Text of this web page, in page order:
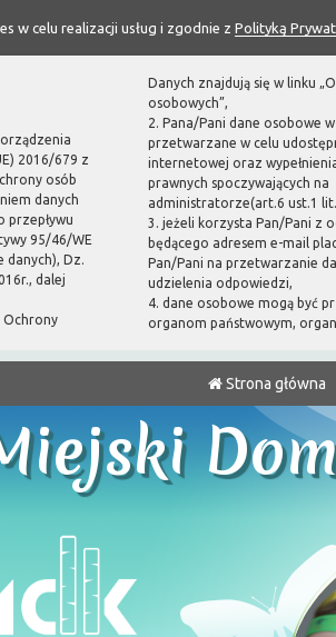
w celu realizacji usług i zgodnie z Polityką
2016/679 z
osób
danych
przepływu
95/46/WE
Dz.
dalej
Ochrony
Danych znajdują się w linku
osobowych”,
2. Pana/Pani dane osobowe
przetwarzane w celu
internetowej oraz
prawnych spoczywających na
administratorze(art.6 ust.1
3. jeżeli korzysta Pan/Pani z
będącego adresem e-mail
Pan/Pani na przetwarzanie
udzielenia odpowiedzi,
4. dane osobowe mogą być
organom państwowym,
Strona główna